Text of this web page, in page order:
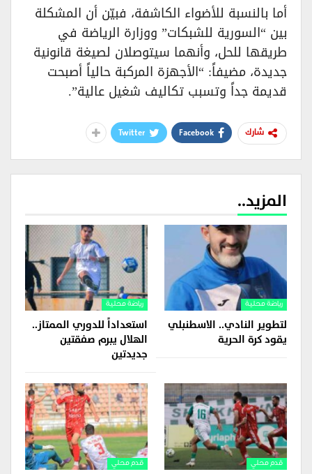
أما بالنسبة للأضواء الكاشفة، فبيّن أن المشكلة
بين “السورية للشبكات” ووزارة الرياضة في
طريقها للحل، وأنهما سيتوصلان لصيغة قانونية
جديدة، مضيفاً: “الأجهزة المركبة حالياً أصبحت
قديمة جداً وتسبب تكاليف شغيل عالية”.
شارك Facebook
Twitter
المزيد..
رياضة محلية
لتطوير النادي.. الاسطنبلي
يقود كرة الحرية
رياضة محلية
استعداداً للدوري الممتاز..
الهلال يبرم صفقتين
جديدتين
قدم محلي قدم محلي